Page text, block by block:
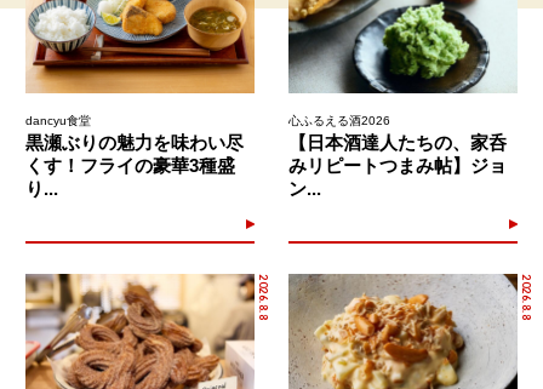
dancyu食堂
黒瀬ぶりの魅力を味わい尽
くす！フライの豪華3種盛
り...
心ふるえる酒2026
【日本酒達人たちの、家呑
みリピートつまみ帖】ジョ
ン...
2026.8.8 2026.8.8